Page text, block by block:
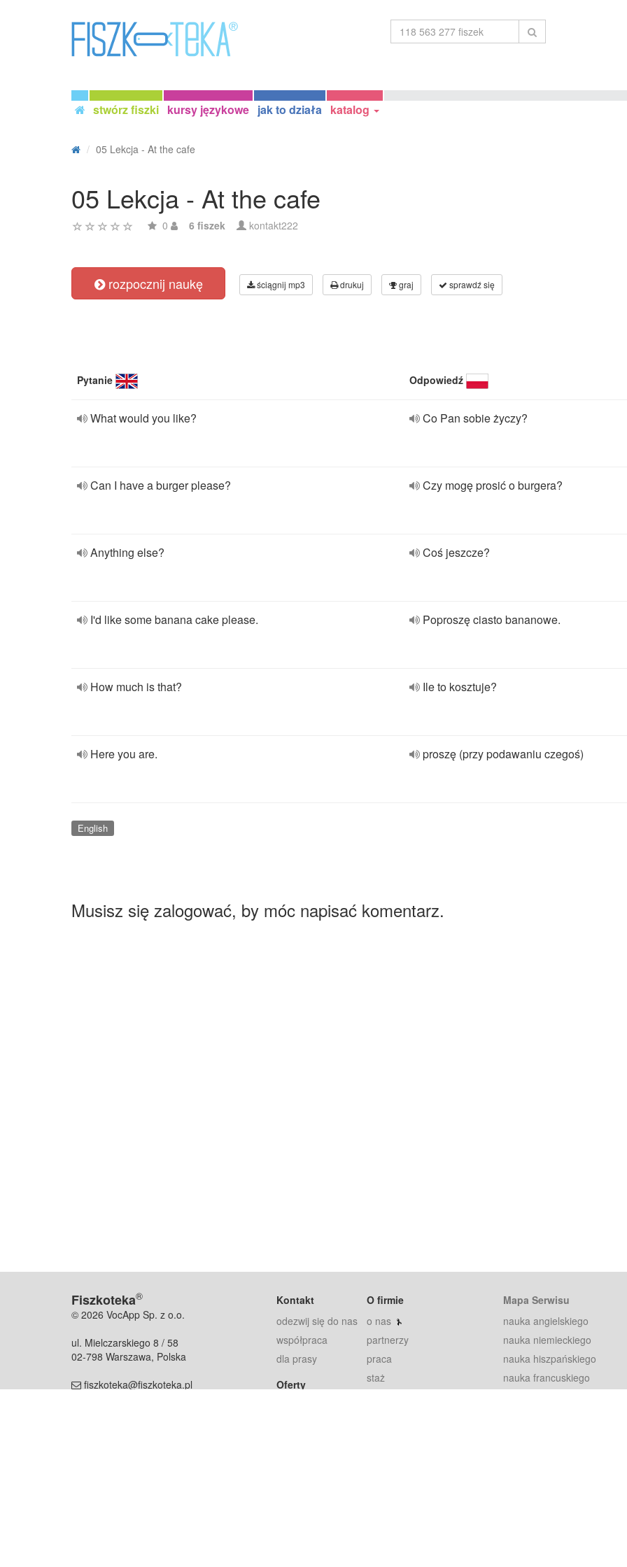
stwórz fiszki kursy językowe jak to działa katalog
05 Lekcja - At the cafe
05 Lekcja - At the cafe
0 6 fiszek kontakt222
rozpocznij naukę ściągnij mp3 drukuj graj sprawdź się
Pytanie Odpowiedź
What would you like? Co Pan sobie życzy?
Can I have a burger please? Czy mogę prosić o burgera?
Anything else? Coś jeszcze?
I'd like some banana cake please. Poproszę ciasto bananowe.
How much is that? Ile to kosztuje?
Here you are. proszę (przy podawaniu czegoś)
English
Musisz się zalogować, by móc napisać komentarz.
Fiszkoteka®
© 2026 VocApp Sp. z o.o.
ul. Mielczarskiego 8 / 58
02-798 Warszawa, Polska
fiszkoteka@fiszkoteka.pl
Kontakt
odezwij się do nas
współpraca
dla prasy
Oferty
O firmie
o nas
partnerzy
praca
staż
Mapa Serwisu
nauka angielskiego
nauka niemieckiego
nauka hiszpańskiego
nauka francuskiego